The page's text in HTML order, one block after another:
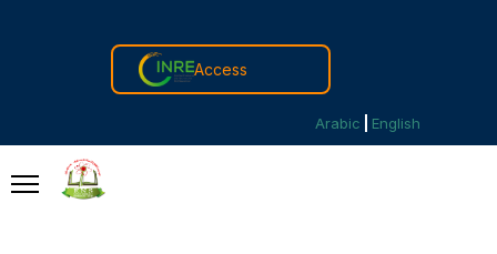
Access
Arabic English